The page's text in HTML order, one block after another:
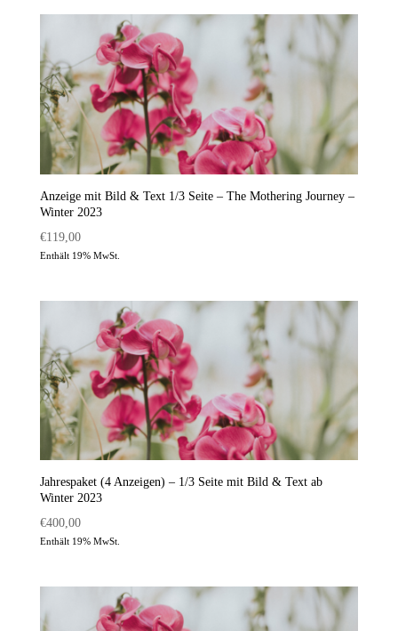
Anzeige mit Bild & Text 1/3 Seite – The Mothering Journey –
Winter 2023
€119,00
Enthält 19% MwSt.
Jahrespaket (4 Anzeigen) – 1/3 Seite mit Bild & Text ab
Winter 2023
€400,00
Enthält 19% MwSt.